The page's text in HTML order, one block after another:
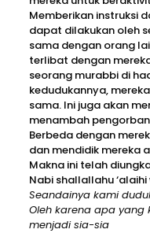
Memberikan instruksi
dapat dilakukan oleh
sama dengan orang
terlibat dengan
seorang murabbi di
kedudukannya,
sama. Ini juga akan
menambah
Berbeda dengan
dan mendidik mereka
Makna ini telah
Nabi shallallahu
Seandainya kami
Oleh karena apa yang
menjadi sia-sia